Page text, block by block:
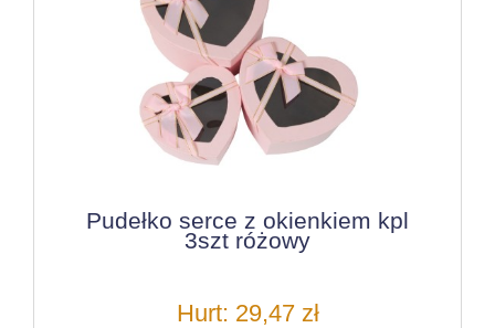
Pudełko serce z okienkiem kpl
3szt różowy
Hurt: 29,47 zł